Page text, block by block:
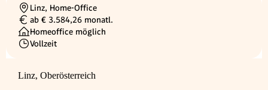
Ortschaft
Linz, Home-Office
Gehalt
ab € 3.584,26 monatl.
Homeoffice möglich
Beschäftigungsart
Vollzeit
Linz, Oberösterreich